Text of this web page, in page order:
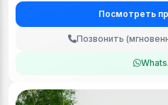
Посмотреть
Позвонить